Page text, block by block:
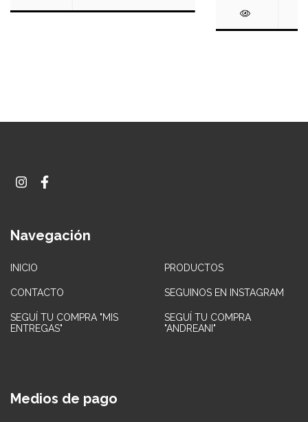
Navegación
INICIO PRODUCTOS
CONTACTO SEGUINOS EN INSTAGRAM
SEGUÍ TU COMPRA "MIS
ENTREGAS"
SEGUÍ TU COMPRA
"ANDREANI"
Medios de pago